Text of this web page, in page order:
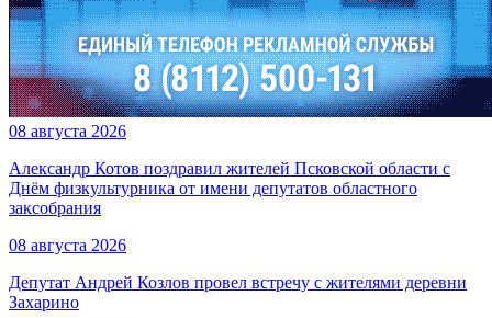
08 августа 2026
Александр Котов поздравил жителей Псковской области с
Днём физкультурника от имени депутатов областного
заксобрания
08 августа 2026
Депутат Андрей Козлов провел встречу с жителями деревни
Захарино